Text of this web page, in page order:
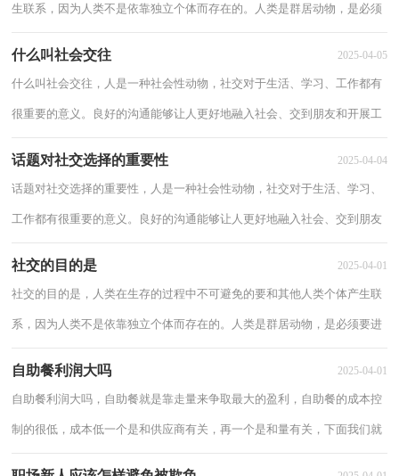
生联系，因为人类不是依靠独立个体而存在的。人类是群居动物，是必须
什么叫社会交往 2025-04-05
什么叫社会交往，人是一种社会性动物，社交对于生活、学习、工作都有
很重要的意义。良好的沟通能够让人更好地融入社会、交到朋友和开展工
话题对社交选择的重要性 2025-04-04
话题对社交选择的重要性，人是一种社会性动物，社交对于生活、学习、
工作都有很重要的意义。良好的沟通能够让人更好地融入社会、交到朋友
社交的目的是 2025-04-01
社交的目的是，人类在生存的过程中不可避免的要和其他人类个体产生联
系，因为人类不是依靠独立个体而存在的。人类是群居动物，是必须要进
自助餐利润大吗 2025-04-01
自助餐利润大吗，自助餐就是靠走量来争取最大的盈利，自助餐的成本控
制的很低，成本低一个是和供应商有关，再一个是和量有关，下面我们就